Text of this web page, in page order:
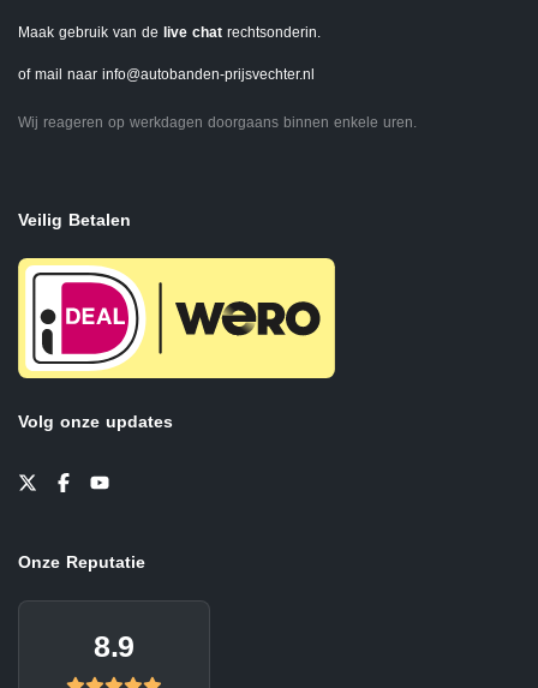
Maak gebruik van de live chat rechtsonderin.
of mail naar info@autobanden-prijsvechter.nl
Wij reageren op werkdagen doorgaans binnen enkele uren.
Veilig Betalen
Volg onze updates
Onze Reputatie
8.9